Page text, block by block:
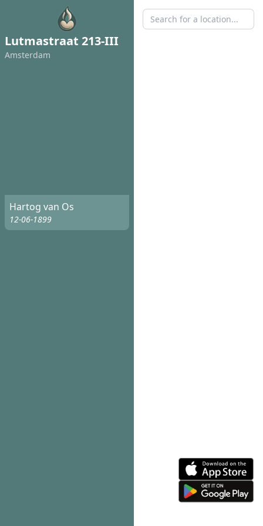
Lutmastraat 213-III
Amsterdam
Hartog van Os
12-06-1899